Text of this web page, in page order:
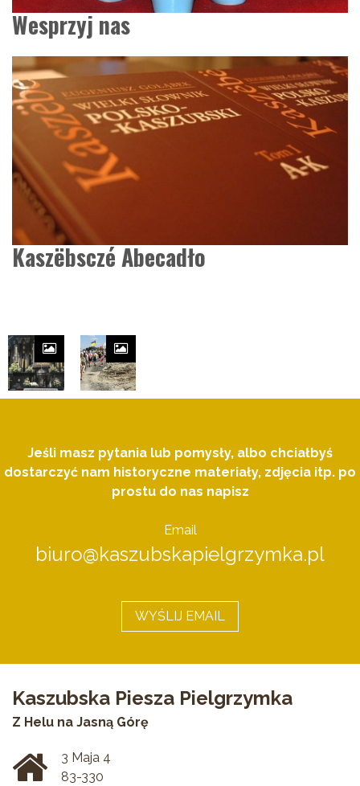
Wesprzyj nas
Kaszëbsczé Abecadło
Jeśli masz pytania lub pomysły, albo chciałbyś
dostarczyć nam historyczne materiały, zdjęcia itp. po
prostu do nas napisz
Email
biuro@kaszubskapielgrzymka.pl
WYŚLIJ EMAIL
Kaszubska Piesza Pielgrzymka
Z Helu na Jasną Górę
3 Maja 4
83-330